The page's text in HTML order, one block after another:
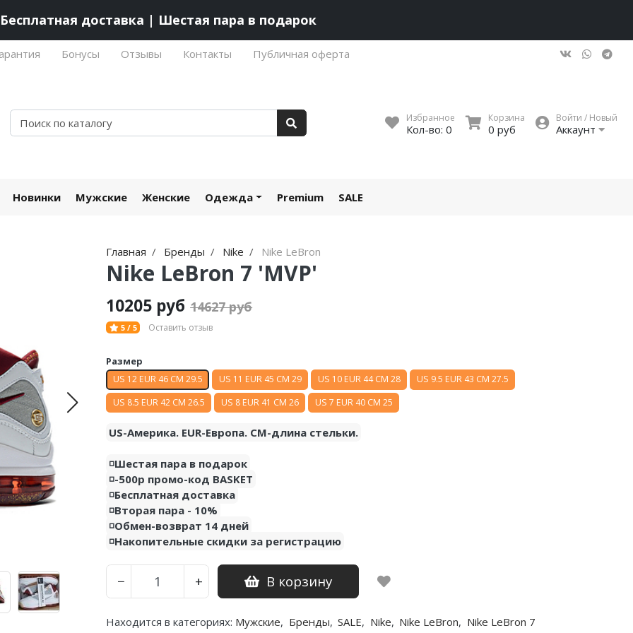
Бесплатная доставка | Шестая пара в подарок
Бонусы Отзывы Контакты Публичная оферта
Избранное
Кол-во: 0
Корзина
0 руб
Войти / Новый
Аккаунт
Новинки Мужские Женские Одежда Premium SALE
Главная Бренды Nike Nike LeBron
Nike LeBron 7 'MVP'
10205 руб 14627 руб
5 / 5 Оставить отзыв
Размер
US 12 EUR 46 CM 29.5 US 11 EUR 45 CM 29 US 10 EUR 44 CM 28
US 9.5 EUR 43 CM 27.5
US 8.5 EUR 42 CM 26.5
US 8 EUR 41 CM 26 US 7 EUR 40 CM 25
US-Америка. EUR-Европа. CM-длина стельки.
◽️Шестая пара в подарок
◽️-500р промо-код BASKET
◽️Бесплатная доставка
◽️Вторая пара - 10%
◽️Обмен-возврат 14 дней
◽️Накопительные скидки за регистрацию
− + В корзину
Находится в категориях: Мужские, Бренды, SALE, Nike, Nike LeBron, Nike LeBron 7